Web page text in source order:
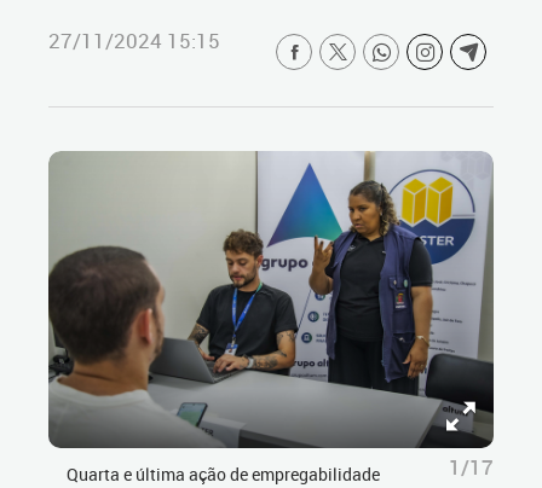
27/11/2024 15:15
Quarta e última ação de empregabilidade
1/17